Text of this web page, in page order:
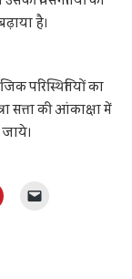
है।
परिस्थितियों का
सत्ता की आंकाक्षा में